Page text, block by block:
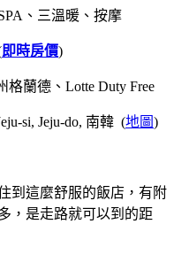
、三溫暖、按摩
即時房價)
格蘭德、Lotte Duty Free
si, Jeju-do, 南韓 (地圖)
到這麼舒服的飯店，有附
，是走路就可以到的距